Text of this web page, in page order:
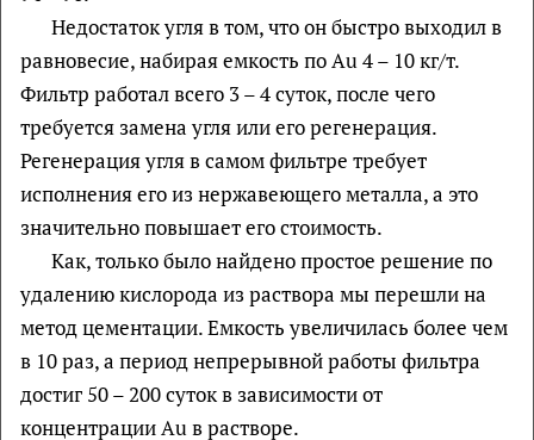
Недостаток угля в том, что он быстро выходил в
равновесие, набирая емкость по Au 4 – 10 кг/т.
Фильтр работал всего 3 – 4 суток, после чего
требуется замена угля или его регенерация.
Регенерация угля в самом фильтре требует
исполнения его из нержавеющего металла, а это
значительно повышает его стоимость.
Как, только было найдено простое решение по
удалению кислорода из раствора мы перешли на
метод цементации. Емкость увеличилась более чем
в 10 раз, а период непрерывной работы фильтра
достиг 50 – 200 суток в зависимости от
концентрации Au в растворе.